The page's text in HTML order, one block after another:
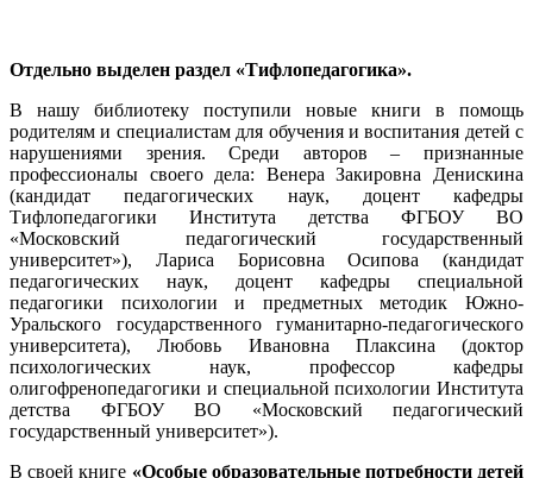
Отдельно выделен раздел «Тифлопедагогика».
В нашу библиотеку поступили новые книги в помощь
родителям и специалистам для обучения и воспитания детей с
нарушениями зрения. Среди авторов – признанные
профессионалы своего дела: Венера Закировна Денискина
(кандидат педагогических наук, доцент кафедры
Тифлопедагогики Института детства ФГБОУ ВО
«Московский педагогический государственный
университет»), Лариса Борисовна Осипова (кандидат
педагогических наук, доцент кафедры специальной
педагогики психологии и предметных методик Южно-
Уральского государственного гуманитарно-педагогического
университета), Любовь Ивановна Плаксина (доктор
психологических наук, профессор кафедры
олигофренопедагогики и специальной психологии Института
детства ФГБОУ ВО «Московский педагогический
государственный университет»).
В своей книге «Особые образовательные потребности детей